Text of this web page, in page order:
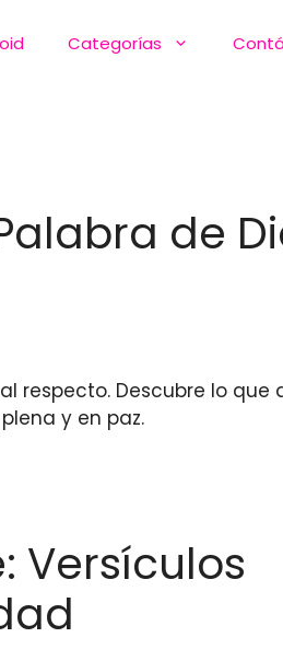
Categorías
de
respecto. Descubre lo que
y en paz.
Versículos